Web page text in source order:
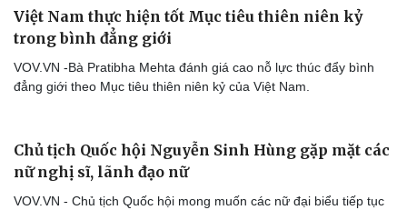
Việt Nam thực hiện tốt Mục tiêu thiên niên kỷ
trong bình đẳng giới
VOV.VN -Bà Pratibha Mehta đánh giá cao nỗ lực thúc đẩy bình
đẳng giới theo Mục tiêu thiên niên kỷ của Việt Nam.
Chủ tịch Quốc hội Nguyễn Sinh Hùng gặp mặt các
nữ nghị sĩ, lãnh đạo nữ
VOV.VN - Chủ tịch Quốc hội mong muốn các nữ đại biểu tiếp tục